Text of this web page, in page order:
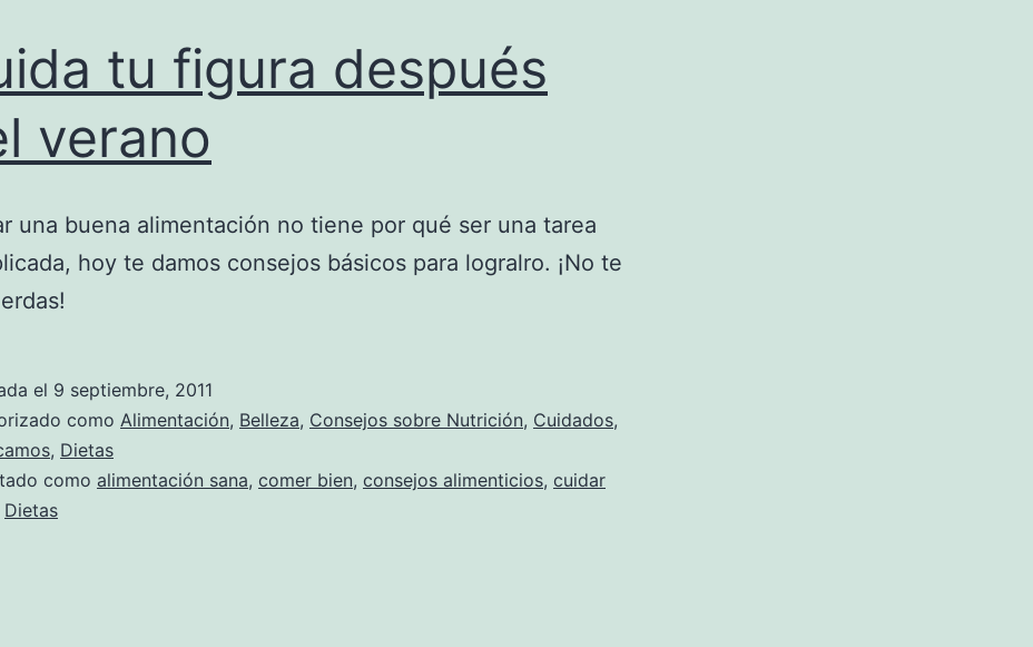
tu figura después
verano
una buena alimentación no tiene por qué ser una tarea
hoy te damos consejos básicos para logralro. ¡No te
el 9 septiembre, 2011
como Alimentación, Belleza, Consejos sobre Nutrición, Cuidados,
, Dietas
como alimentación sana, comer bien, consejos alimenticios, cuidar
Dietas